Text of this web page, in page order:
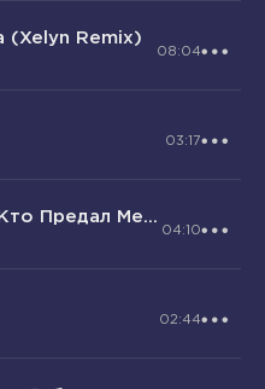
(Xelyn Remix)
08:04
03:17
Спасибо Вам Всем Кто Предал Меня.
04:10
02:44